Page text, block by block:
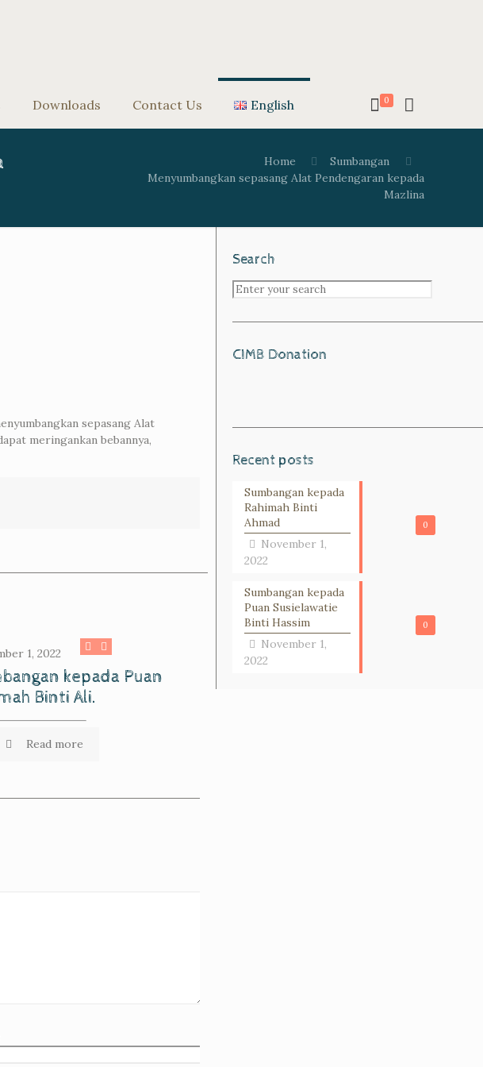
Downloads Contact Us English 0
Home
Sumbangan
Menyumbangkan sepasang Alat Pendengaran kepada
Mazlina
sepasang Alat
meringankan bebannya,
1, 2022
kepada Puan
Binti Ali.
Read more
Search
CIMB Donation
Recent posts
0
Sumbangan kepada
Rahimah Binti
Ahmad
November 1,
2022
0
Sumbangan kepada
Puan Susielawatie
Binti Hassim
November 1,
2022